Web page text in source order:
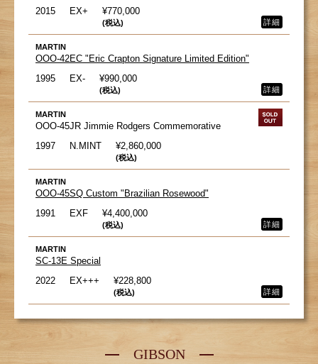
2015
EX+ ¥770,000
(税込) 詳細
MARTIN
OOO-42EC "Eric Crapton Signature Limited Edition"
1995
EX- ¥990,000
(税込) 詳細
MARTIN
OOO-45JR Jimmie Rodgers Commemorative
1997
N.MINT ¥2,860,000
(税込)
MARTIN
OOO-45SQ Custom "Brazilian Rosewood"
1991
EXF ¥4,400,000
(税込) 詳細
MARTIN
SC-13E Special
2022
EX+++ ¥228,800
(税込) 詳細
GIBSON